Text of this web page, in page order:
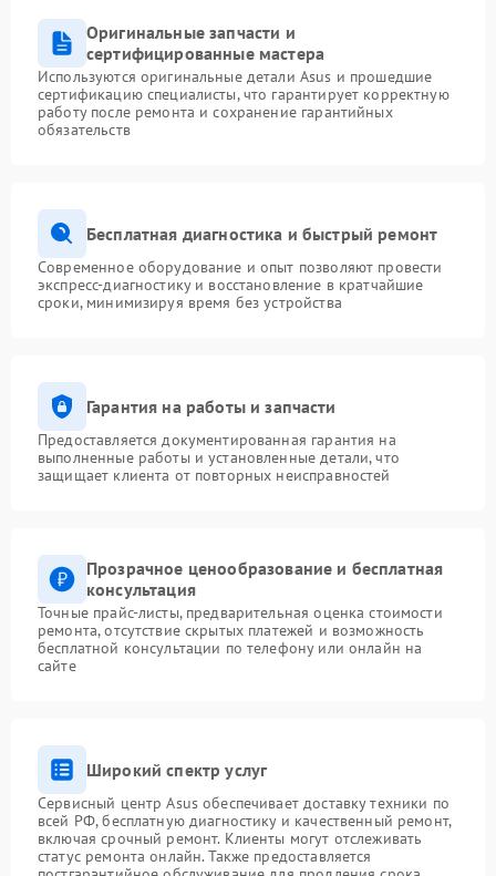
Оригинальные запчасти и
сертифицированные мастера
Используются оригинальные детали Asus и прошедшие
сертификацию специалисты, что гарантирует корректную
работу после ремонта и сохранение гарантийных
обязательств
Бесплатная диагностика и быстрый ремонт
Современное оборудование и опыт позволяют провести
экспресс-диагностику и восстановление в кратчайшие
сроки, минимизируя время без устройства
Гарантия на работы и запчасти
Предоставляется документированная гарантия на
выполненные работы и установленные детали, что
защищает клиента от повторных неисправностей
Прозрачное ценообразование и бесплатная
консультация
Точные прайс-листы, предварительная оценка стоимости
ремонта, отсутствие скрытых платежей и возможность
бесплатной консультации по телефону или онлайн на
сайте
Широкий спектр услуг
Сервисный центр Asus обеспечивает доставку техники по
всей РФ, бесплатную диагностику и качественный ремонт,
включая срочный ремонт. Клиенты могут отслеживать
статус ремонта онлайн. Также предоставляется